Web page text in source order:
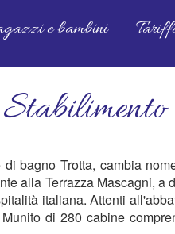
e bambini
bagno Trotta, cambia
alla Terrazza Mascagni,
italiana. Attenti
di 280 cabine